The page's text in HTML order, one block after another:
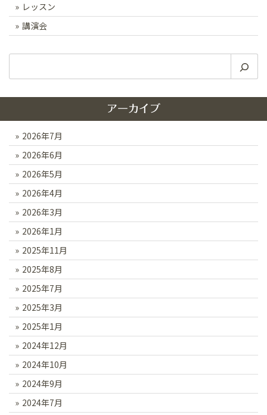
レッスン
講演会
アーカイブ
2026年7月
2026年6月
2026年5月
2026年4月
2026年3月
2026年1月
2025年11月
2025年8月
2025年7月
2025年3月
2025年1月
2024年12月
2024年10月
2024年9月
2024年7月